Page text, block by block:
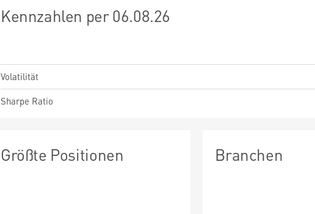
Kennzahlen per 06.08.26
Volatilität
Sharpe Ratio
Größte Positionen Branchen